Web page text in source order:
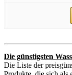
Die günstigsten
Die Liste der